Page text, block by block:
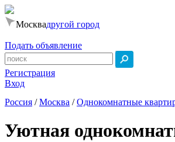
Москвадругой город
Подать объявление
Регистрация
Вход
Россия /Москва /Однокомнатные
Уютная